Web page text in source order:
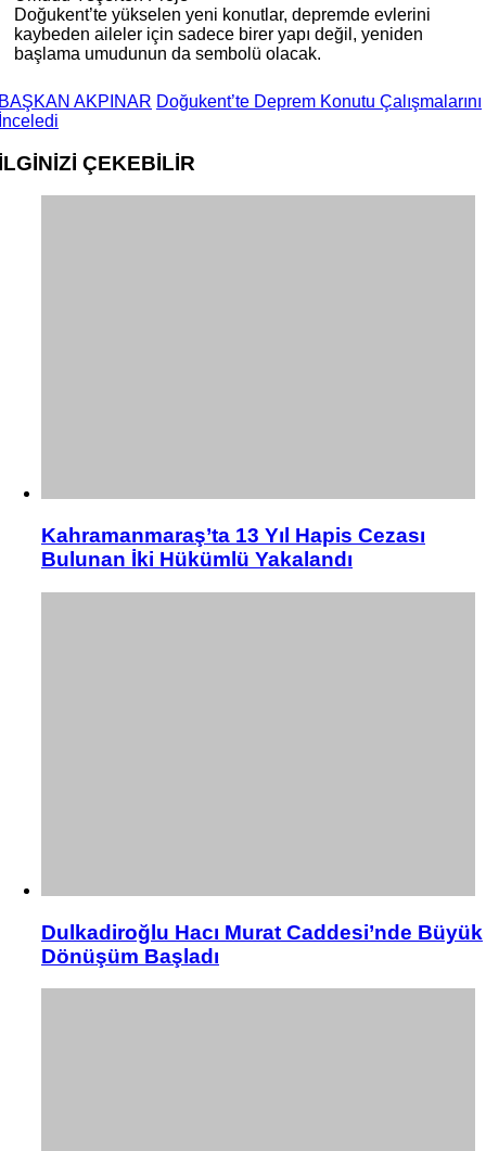
Doğukent’te yükselen yeni konutlar, depremde evlerini
kaybeden aileler için sadece birer yapı değil, yeniden
başlama umudunun da sembolü olacak.
AKPINAR Doğukent’te Deprem Konutu Çalışmalarını
ÇEKEBİLİR
Kahramanmaraş’ta 13 Yıl Hapis Cezası
Bulunan İki Hükümlü Yakalandı
Dulkadiroğlu Hacı Murat Caddesi’nde Büyük
Dönüşüm Başladı